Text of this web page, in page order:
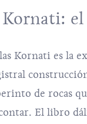
Kornati es la
de rocas
El libro